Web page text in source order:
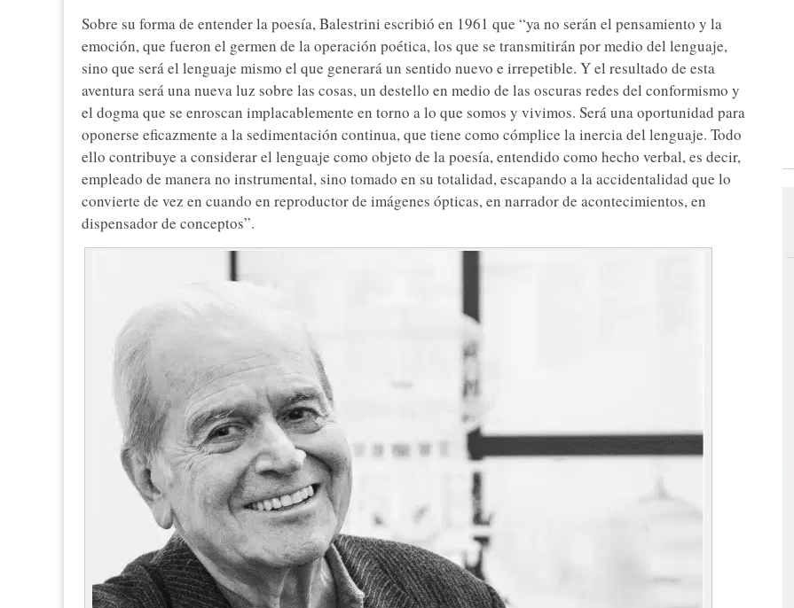
Sobre su forma de entender la poesía, Balestrini escribió en 1961 que “ya no serán el pensamiento y la
emoción, que fueron el germen de la operación poética, los que se transmitirán por medio del lenguaje,
sino que será el lenguaje mismo el que generará un sentido nuevo e irrepetible. Y el resultado de esta
aventura será una nueva luz sobre las cosas, un destello en medio de las oscuras redes del conformismo y
el dogma que se enroscan implacablemente en torno a lo que somos y vivimos. Será una oportunidad para
oponerse eficazmente a la sedimentación continua, que tiene como cómplice la inercia del lenguaje. Todo
ello contribuye a considerar el lenguaje como objeto de la poesía, entendido como hecho verbal, es decir,
empleado de manera no instrumental, sino tomado en su totalidad, escapando a la accidentalidad que lo
convierte de vez en cuando en reproductor de imágenes ópticas, en narrador de acontecimientos, en
dispensador de conceptos”.